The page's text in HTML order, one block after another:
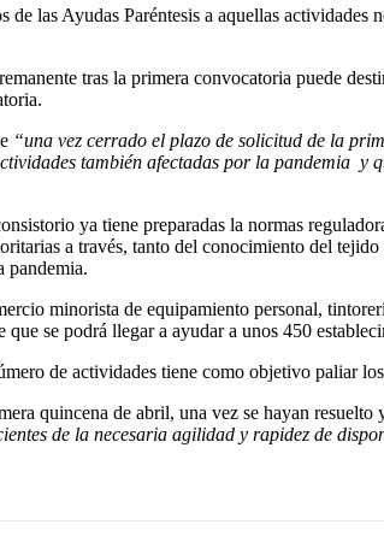
las Ayudas Paréntesis a aquellas
tras la primera convocatoria puede
“una vez cerrado el plazo de solicitud de la
también afectadas por la pandemia
ya tiene preparadas la normas
a través, tanto del conocimiento del
pandemia.
minorista de equipamiento personal,
se podrá llegar a ayudar a unos 450
de actividades tiene como objetivo paliar
quincena de abril, una vez se hayan
de la necesaria agilidad y rapidez de